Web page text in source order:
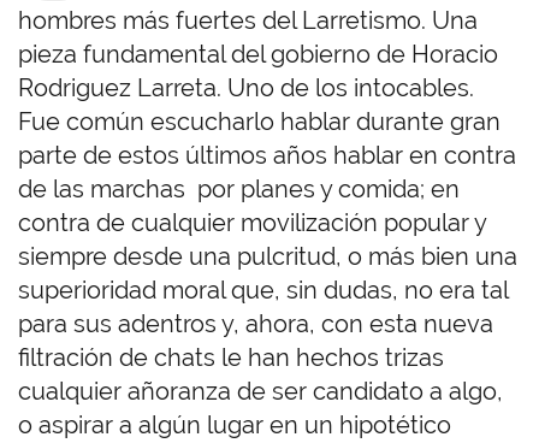
hombres más fuertes del Larretismo. Una
pieza fundamental del gobierno de Horacio
Rodriguez Larreta. Uno de los intocables.
Fue común escucharlo hablar durante gran
parte de estos últimos años hablar en contra
de las marchas por planes y comida; en
contra de cualquier movilización popular y
siempre desde una pulcritud, o más bien una
superioridad moral que, sin dudas, no era tal
para sus adentros y, ahora, con esta nueva
filtración de chats le han hechos trizas
cualquier añoranza de ser candidato a algo,
o aspirar a algún lugar en un hipotético